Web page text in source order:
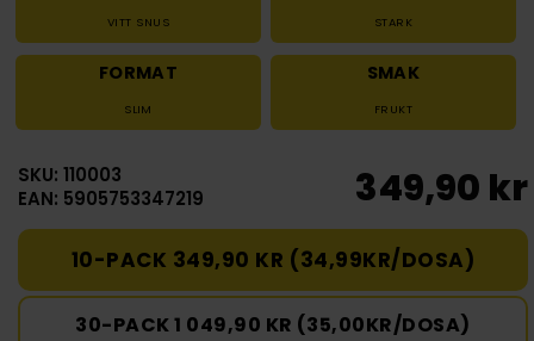
VITT SNUS STARK
FORMAT
SLIM
SMAK
FRUKT
SKU: 110003
EAN: 5905753347219
349,90 kr
10-PACK 349,90 KR (34,99KR/DOSA)
30-PACK 1 049,90 KR (35,00KR/DOSA)